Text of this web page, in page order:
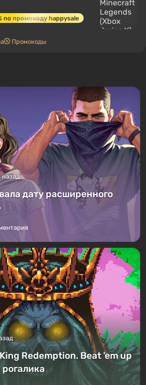
по промокоду happysale
Промокоды
назад
дату расширенного
Redemption. Beat 'em up